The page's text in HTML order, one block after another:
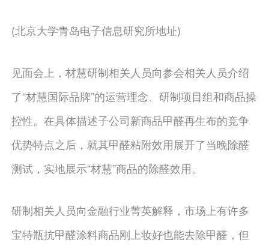
(北京大学青岛电子信息研究所地址)
见面会上，材慧研制相关人员向参会相关人员介绍
了“材慧国际品牌”的运营理念、研制项目组和商品操
控性。在具体描述子公司新商品甲醛再生布的竞争
优势特点之后，就其甲醛粘附效用展开了当晚除醛
测试，实地展示“材慧”商品的除醛效用。
研制相关人员向金融行业菁英解释，市场上有许多
宝特瓶抗甲醛涂料商品刚上妆好也能去除甲醛，但